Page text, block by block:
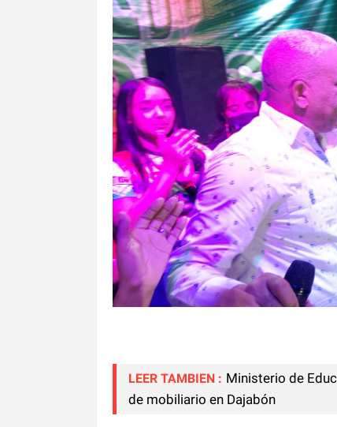
LEER TAMBIEN : Ministerio de
de mobiliario en Dajabón